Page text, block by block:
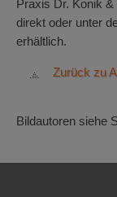
Praxis Dr. Konik
direkt oder unter
erhältlich.
Zurück zu
Bildautoren siehe